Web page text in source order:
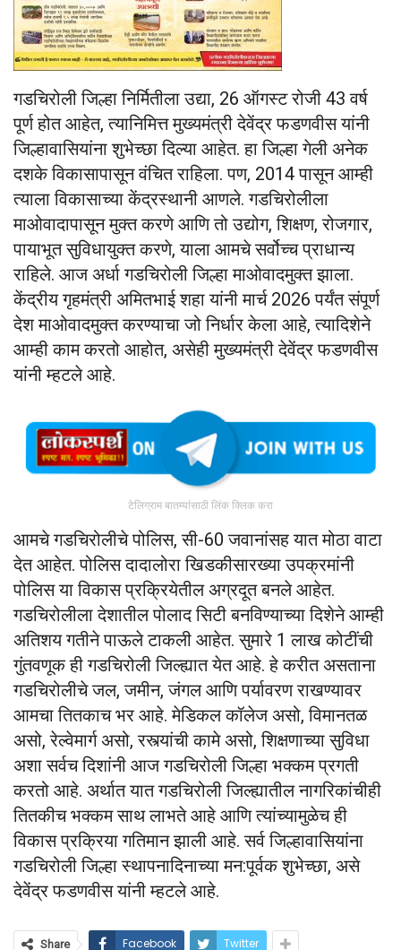
गडचिरोली जिल्हा निर्मितीला उद्या, 26 ऑगस्ट रोजी 43 वर्ष
पूर्ण होत आहेत, त्यानिमित्त मुख्यमंत्री देवेंद्र फडणवीस यांनी
जिल्हावासियांना शुभेच्छा दिल्या आहेत. हा जिल्हा गेली अनेक
दशके विकासापासून वंचित राहिला. पण, 2014 पासून आम्ही
त्याला विकासाच्या केंद्रस्थानी आणले. गडचिरोलीला
माओवादापासून मुक्त करणे आणि तो उद्योग, शिक्षण, रोजगार,
पायाभूत सुविधायुक्त करणे, याला आमचे सर्वोच्च प्राधान्य
राहिले. आज अर्धा गडचिरोली जिल्हा माओवादमुक्त झाला.
केंद्रीय गृहमंत्री अमितभाई शहा यांनी मार्च 2026 पर्यंत संपूर्ण
देश माओवादमुक्त करण्याचा जो निर्धार केला आहे, त्यादिशेने
आम्ही काम करतो आहोत, असेही मुख्यमंत्री देवेंद्र फडणवीस
यांनी म्हटले आहे.
टेलिग्राम बातम्यांसाठी लिंक क्लिक करा
आमचे गडचिरोलीचे पोलिस, सी-60 जवानांसह यात मोठा वाटा
देत आहेत. पोलिस दादालोरा खिडकीसारख्या उपक्रमांनी
पोलिस या विकास प्रक्रियेतील अग्रदूत बनले आहेत.
गडचिरोलीला देशातील पोलाद सिटी बनविण्याच्या दिशेने आम्ही
अतिशय गतीने पाऊले टाकली आहेत. सुमारे 1 लाख कोटींची
गुंतवणूक ही गडचिरोली जिल्ह्यात येत आहे. हे करीत असताना
गडचिरोलीचे जल, जमीन, जंगल आणि पर्यावरण राखण्यावर
आमचा तितकाच भर आहे. मेडिकल कॉलेज असो, विमानतळ
असो, रेल्वेमार्ग असो, रस्त्यांची कामे असो, शिक्षणाच्या सुविधा
अशा सर्वच दिशांनी आज गडचिरोली जिल्हा भक्कम प्रगती
करतो आहे. अर्थात यात गडचिरोली जिल्ह्यातील नागरिकांचीही
तितकीच भक्कम साथ लाभते आहे आणि त्यांच्यामुळेच ही
विकास प्रक्रिया गतिमान झाली आहे. सर्व जिल्हावासियांना
गडचिरोली जिल्हा स्थापनादिनाच्या मन:पूर्वक शुभेच्छा, असे
देवेंद्र फडणवीस यांनी म्हटले आहे.
Share Facebook Twitter